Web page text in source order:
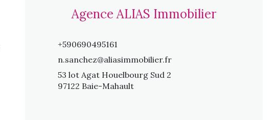
Agence ALIAS Immobilier
+590690495161
n.sanchez@aliasimmobilier.fr
53 lot Agat Houelbourg Sud 2
97122 Baie-Mahault